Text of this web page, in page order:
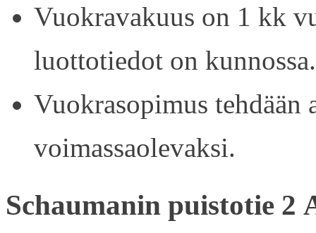
Vuokravakuus on 1 kk
luottotiedot on kunnossa.
Vuokrasopimus tehdään
voimassaolevaksi.
Schaumanin puistotie 2